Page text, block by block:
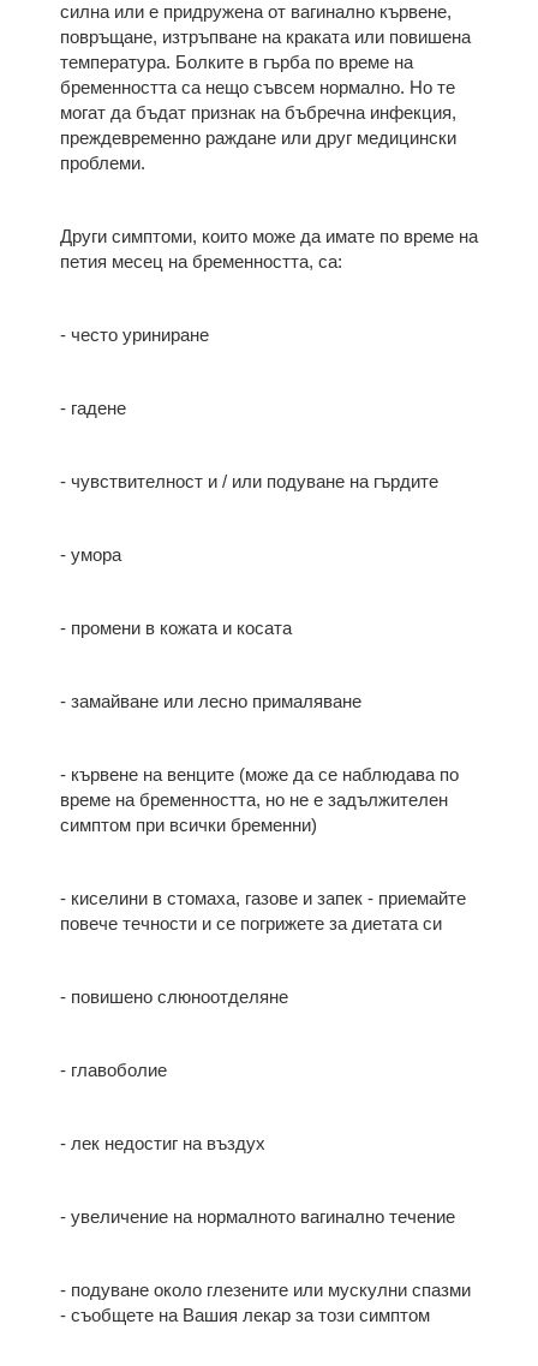
силна или е придружена от вагинално кървене,
повръщане, изтръпване на краката или повишена
температура. Болките в гърба по време на
бременността са нещо съвсем нормално. Но те
могат да бъдат признак на бъбречна инфекция,
преждевременно раждане или друг медицински
проблеми.
Други симптоми, които може да имате по време на
петия месец на бременността, са:
- често уриниране
- гадене
- чувствителност и / или подуване на гърдите
- умора
- промени в кожата и косата
- замайване или лесно прималяване
- кървене на венците (може да се наблюдава по
време на бременността, но не е задължителен
симптом при всички бременни)
- киселини в стомаха, газове и запек - приемайте
повече течности и се погрижете за диетата си
- повишено слюноотделяне
- главоболие
- лек недостиг на въздух
- увеличение на нормалното вагинално течение
- подуване около глезените или мускулни спазми
- съобщете на Вашия лекар за този симптом